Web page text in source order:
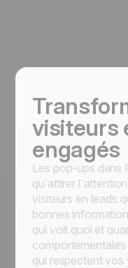
visiteurs
engagés
Les pop-ups dans
qu’attirer
visiteurs en leads
bonnes
qui voit quoi et
qui respectent vos